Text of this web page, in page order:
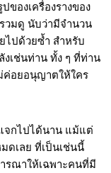
ของเครื่องรางของ
วมดู นับว่ามีจำนวน
ไปด้วยซ้ำ สำหรับ
เช่นท่าน ทั้ง ๆ ที่ท่าน
ค่อยอนุญาตให้ใคร
จกไปได้นาน แม้แต่
ดเลย ที่เป็นเช่นนี้
รณาให้เฉพาะคนที่มี